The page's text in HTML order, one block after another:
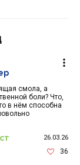
смола, а
боли? Что,
в нём способна
26.03.26
36